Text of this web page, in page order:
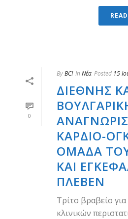
0
ByBCI In Νέα Posted 15
ΔΙΕΘΝΉΣ
ΚΑΡΔΙΟ-
ΟΜΆΔΑ
ΚΑΙ
ΠΛΈΒΕΝ
Τρίτο βραβείο
κλινικών